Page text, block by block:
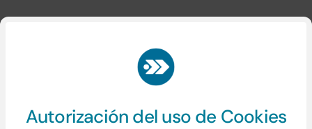
Autorización del uso de Cookies